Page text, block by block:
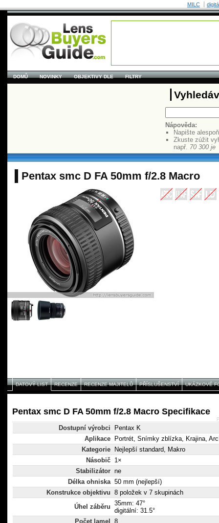
MILC
DOMŮ NOVINKY OBJEKTIVY DLE FILTRY
Nápověda:
Napište
Zkuste zúžit
např. 70 300 je
Pentax smc D FA 50mm f/2.8 Macro
DATOVÝ LIST RECENZE RECENZE MAJITELŮ PŘÍSLUŠENSTVÍ UKÁZKOVÉ
Pentax smc D FA 50mm f/2.8 Macro Specifikace
Dostupní výrobci
Pentax K
Aplikace
Portrét, Snímky zblízka, Krajina,
Kategorie
Nejlepší standard, Makro
Násobič 1×
Stabilizátor ne
Délka ohniska 50 mm (nejlepší)
Konstrukce objektivu 8 položek v 7 skupinách
Úhel záběru 35mm: 47°
digitální: 31.5°
Počet lamel
8